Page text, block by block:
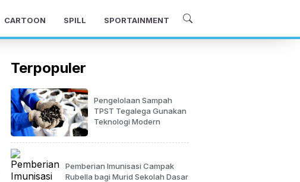
CARTOON SPILL SPORTAINMENT
Terpopuler
Pengelolaan Sampah
TPST Tegalega Gunakan
Teknologi Modern
Pemberian Imunisasi Campak
Rubella bagi Murid Sekolah Dasar